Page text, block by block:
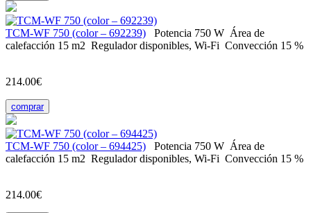
ТСМ-WF 750 (color – 692239) Potencia 750 W Área de
calefacción 15 m2 Regulador disponibles, Wi-Fi Convección 15 %
214.00€
comprar
ТСМ-WF 750 (color – 694425) Potencia 750 W Área de
calefacción 15 m2 Regulador disponibles, Wi-Fi Convección 15 %
214.00€